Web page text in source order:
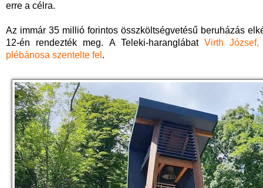
erre a célra.
Az immár 35 millió forintos összköltségvetésű beruházás
12-én rendezték meg. A Teleki-haranglábat Virth József,
plébánosa szentelte fel .